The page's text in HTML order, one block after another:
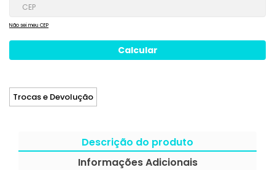
Não sei meu CEP
Trocas e Devolução
Descrição do produto
Informações Adicionais